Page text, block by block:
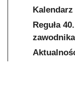
Reguła
zawodnika